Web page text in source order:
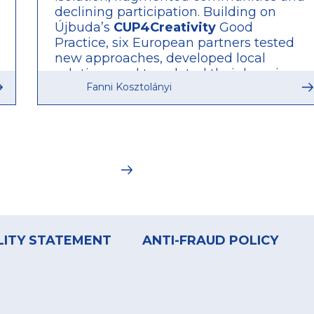
declining participation. Building on
Újbuda’s CUP4CreativityGood
Practice, six European partners tested
new approaches, developed local
solutions and translated their learning
into Integrated Investment Plans for
future implementation.
Fanni Kosztolányi
STATEMENT ANTI-FRAUD POLICY